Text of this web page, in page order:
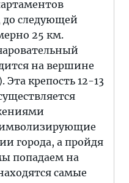
до следующей
25 км.
на вершине
крепость 12-13
города, а пройдя
попадаем на
самые